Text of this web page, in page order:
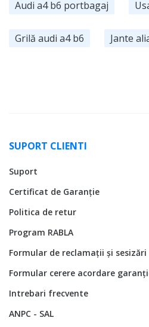
Audi a4 b6 portbagaj
Grilă audi a4 b6 Jante
SUPORT CLIENTI
Suport
Certificat de Garanție
Politica de retur
Program RABLA
Formular de reclamații și sesizări
Formular cerere acordare
Intrebari frecvente
ANPC - SAL